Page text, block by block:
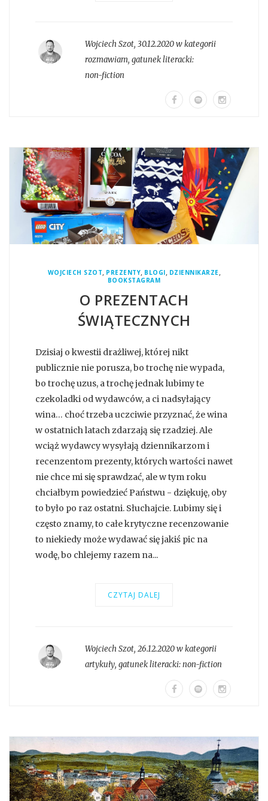
Wojciech Szot, 30.12.2020 w kategorii
rozmawiam, gatunek literacki:
non-fiction
WOJCIECH SZOT, PREZENTY, BLOGI, DZIENNIKARZE,
BOOKSTAGRAM
O PREZENTACH
ŚWIĄTECZNYCH
Dzisiaj o kwestii drażliwej, której nikt
publicznie nie porusza, bo trochę nie wypada,
bo trochę uzus, a trochę jednak lubimy te
czekoladki od wydawców, a ci nadsyłający
wina… choć trzeba uczciwie przyznać, że wina
w ostatnich latach zdarzają się rzadziej. Ale
wciąż wydawcy wysyłają dziennikarzom i
recenzentom prezenty, których wartości nawet
nie chce mi się sprawdzać, ale w tym roku
chciałbym powiedzieć Państwu - dziękuję, oby
to było po raz ostatni. Słuchajcie. Lubimy się i
często znamy, to całe krytyczne recenzowanie
to niekiedy może wydawać się jakiś pic na
wodę, bo chlejemy razem na...
CZYTAJ DALEJ
Wojciech Szot, 26.12.2020 w kategorii
artykuły, gatunek literacki:non-fiction